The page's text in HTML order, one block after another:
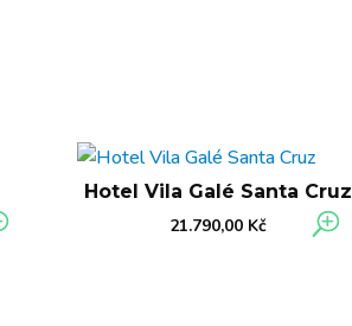
Hotel Vila Galé Santa Cruz
21.790,00 Kč